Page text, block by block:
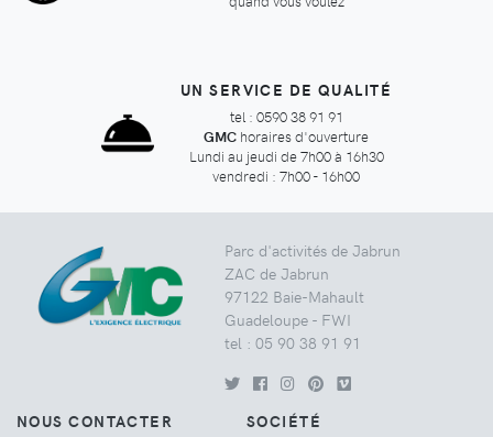
UN SERVICE DE QUALITÉ
tel : 0590 38 91 91
GMC horaires d'ouverture
Lundi au jeudi de 7h00 à 16h30
vendredi : 7h00 - 16h00
Parc d'activités de Jabrun
ZAC de Jabrun
97122 Baie-Mahault
Guadeloupe - FWI
tel : 05 90 38 91 91
NOUS CONTACTER SOCIÉTÉ